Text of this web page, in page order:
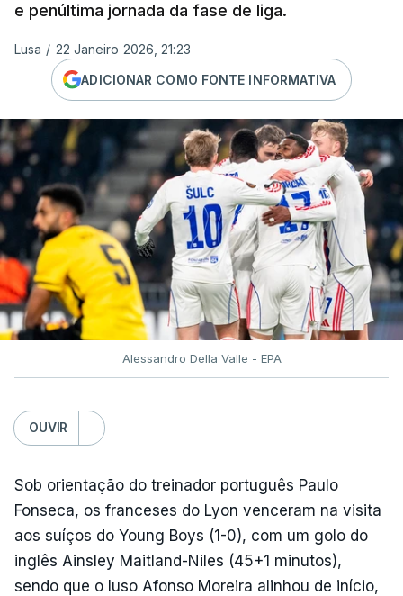
e penúltima jornada da fase de liga.
Lusa / 22 Janeiro 2026, 21:23
ADICIONAR COMO FONTE INFORMATIVA
Alessandro Della Valle - EPA
OUVIR
Sob orientação do treinador português Paulo
Fonseca, os franceses do Lyon venceram na visita
aos suíços do Young Boys (1-0), com um golo do
inglês Ainsley Maitland-Niles (45+1 minutos),
sendo que o luso Afonso Moreira alinhou de início,